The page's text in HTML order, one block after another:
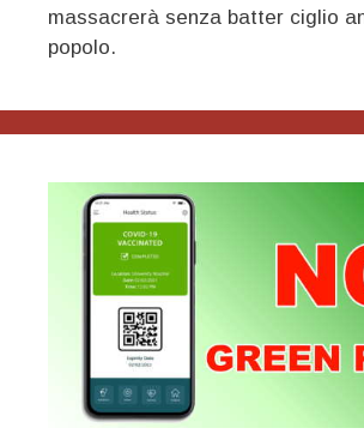
massacrerà senza batter ciglio
popolo.